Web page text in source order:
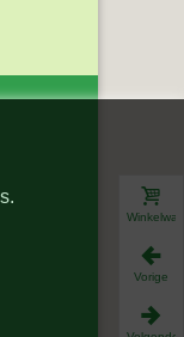
Vorige